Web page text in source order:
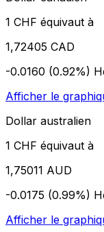
1 CHF équivaut à
1,72405 CAD
-0.0160 (0.92%)
Afficher le
Dollar australien
1 CHF équivaut à
1,75011 AUD
-0.0175 (0.99%)
Afficher le